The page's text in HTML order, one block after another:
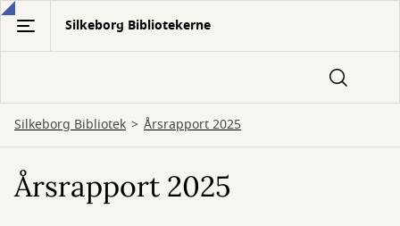
Gå
hovedindhold
Silkeborg Bibliotekerne
Silkeborg Bibliotek Årsrapport 2025
Årsrapport 2025